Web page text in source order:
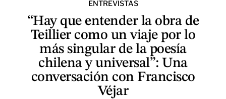
ENTREVISTAS
“Hay que entender la obra de
Teillier como un viaje por lo
más singular de la poesía
chilena y universal”: Una
conversación con Francisco
Véjar